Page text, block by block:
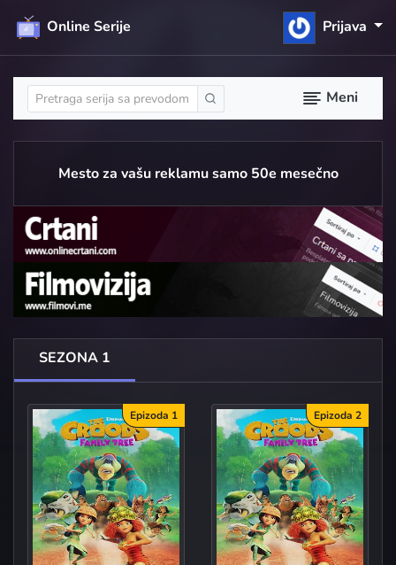
Online Serije Prijava
Meni
Mesto za vašu reklamu samo 50e mesečno
SEZONA 1
Epizoda 1 Epizoda 2